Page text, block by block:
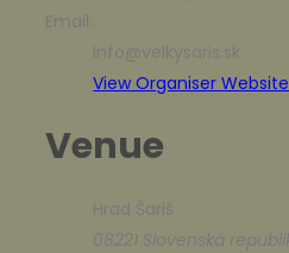
View Organiser Website
Venue